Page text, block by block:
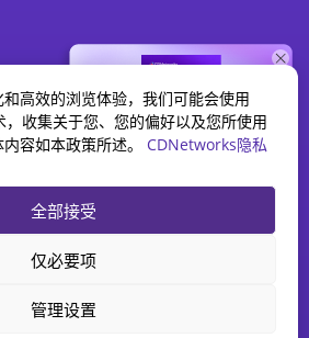
1840 Enterprise Way, Monrovia, CA 91016 –
12010202000319号
法律
高效的浏览体验，我们可能会使用
收集关于您、您的偏好以及您所使用
容如本政策所述。 CDNetworks隐私
全部接受
仅必要项
管理设置
WAAP 报告
探索人工智能如何重塑 Web